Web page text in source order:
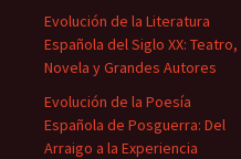
Evolución de la Literatura
Española del Siglo XX: Teatro,
Novela y Grandes Autores
Evolución de la Poesía
Española de Posguerra: Del
Arraigo a la Experiencia